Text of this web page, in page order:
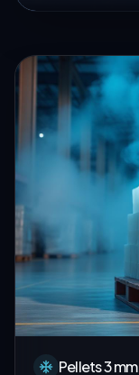
Pellets 3 mm